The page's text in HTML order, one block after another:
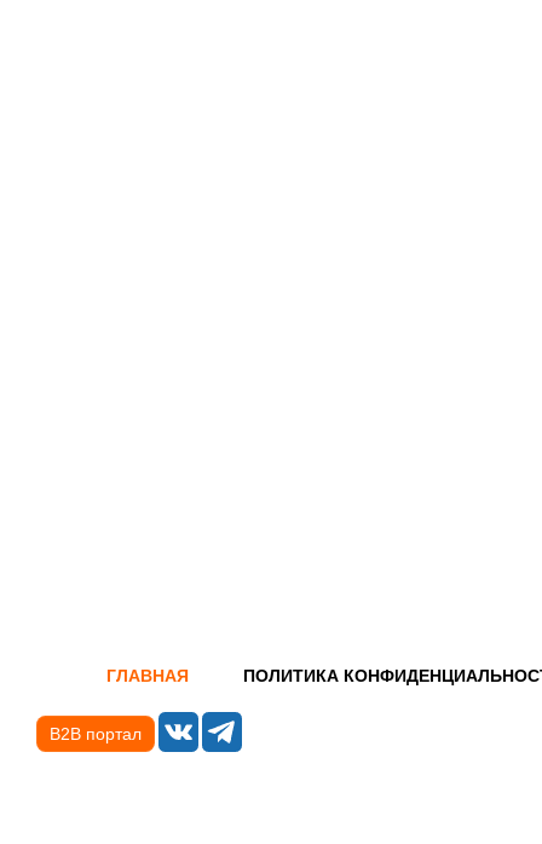
ГЛАВНАЯ ПОЛИТИКА
B2B портал